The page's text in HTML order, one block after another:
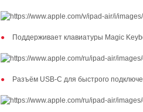
Поддерживает клавиатуры Magic
Разъём USB‑C для быстрого